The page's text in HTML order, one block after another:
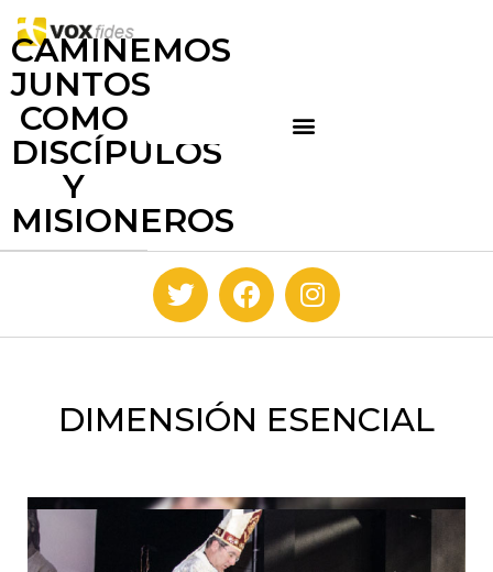
CAMINEMOS
JUNTOS
COMO
DISCÍPULOS
Y
MISIONEROS
DIMENSIÓN ESENCIAL